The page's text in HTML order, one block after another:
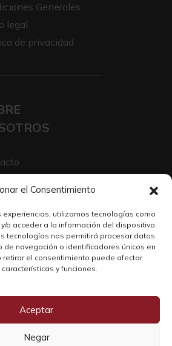
el Consentimiento
experiencias, utilizamos tecnologías como
o acceder a la información del dispositivo.
tecnologías nos permitirá procesar datos
de navegación o identificadores únicos en
retirar el consentimiento puede afectar
y funciones.
Aceptar
Negar
Generales
legal
de privacidad